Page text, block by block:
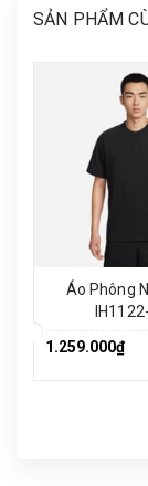
SẢN PHẨM
Áo Phông
1.259.000₫